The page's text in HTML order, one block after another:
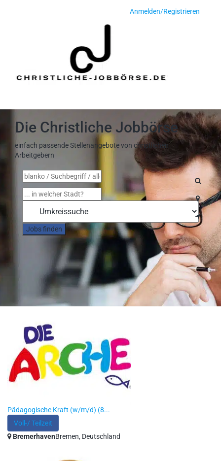
Anmelden/Registrieren
Die Christliche Jobbörse
einfach passende Stellenangebote von christlichen
Arbeitgebern
Jobs finden
Pädagogische Kraft (w/m/d) (8...
Voll-/ Teilzeit
BremerhavenBremen, Deutschland